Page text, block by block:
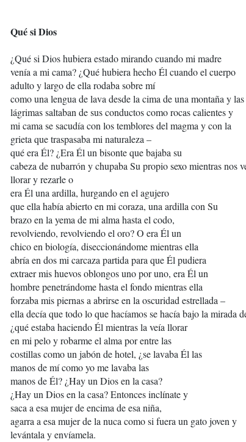
Qué si Dios
¿Qué si Dios hubiera estado mirando cuando mi madre
venía a mi cama? ¿Qué hubiera hecho Él cuando el cuerpo
adulto y largo de ella rodaba sobre mí
como una lengua de lava desde la cima de una montaña y las
lágrimas saltaban de sus conductos como rocas calientes y
mi cama se sacudía con los temblores del magma y con la
grieta que traspasaba mi naturaleza –
qué era Él? ¿Era Él un bisonte que bajaba su
cabeza de nubarrón y chupaba Su propio sexo mientras nos
llorar y rezarle o
era Él una ardilla, hurgando en el agujero
que ella había abierto en mi coraza, una ardilla con Su
brazo en la yema de mi alma hasta el codo,
revolviendo, revolviendo el oro? O era Él un
chico en biología, diseccionándome mientras ella
abría en dos mi carcaza partida para que Él pudiera
extraer mis huevos oblongos uno por uno, era Él un
hombre penetrándome hasta el fondo mientras ella
forzaba mis piernas a abrirse en la oscuridad estrellada –
ella decía que todo lo que hacíamos se hacía bajo la mirada
¿qué estaba haciendo Él mientras la veía llorar
en mi pelo y robarme el alma por entre las
costillas como un jabón de hotel, ¿se lavaba Él las
manos de mí como yo me lavaba las
manos de Él? ¿Hay un Dios en la casa?
¿Hay un Dios en la casa? Entonces inclínate y
saca a esa mujer de encima de esa niña,
agarra a esa mujer de la nuca como si fuera un gato joven y
levántala y envíamela.